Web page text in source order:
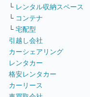
└ レンタル収納スペース
└ コンテナ
└ 宅配型
引越し会社
カーシェアリング
レンタカー
格安レンタカー
カーリース